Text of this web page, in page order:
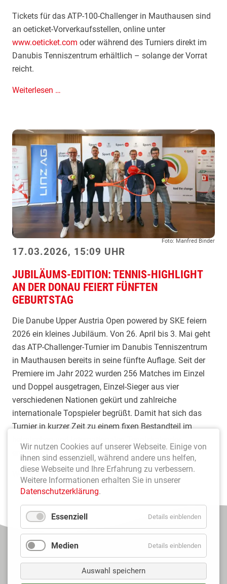
l
e
n
t
e
u
n
d
i
n
e
r
n
t
a
s
s
e
Tickets für das ATP-100-Challenger in Mauthausen sind
an oeticket-Vorverkaufsstellen, online unter
www.oeticket.com oder während des Turniers direkt im
Danubis Tenniszentrum erhältlich – solange der Vorrat
reicht.
Weiterlesen …
Foto: Manfred Binder
17.03.2026, 15:09 UHR
JUBILÄUMS-EDITION: TENNIS-HIGHLIGHT
AN DER DONAU FEIERT FÜNFTEN
GEBURTSTAG
Die Danube Upper Austria Open powered by SKE feiern
2026 ein kleines Jubiläum. Von 26. April bis 3. Mai geht
das ATP-Challenger-Turnier im Danubis Tenniszentrum
in Mauthausen bereits in seine fünfte Auflage. Seit der
Premiere im Jahr 2022 wurden 256 Matches im Einzel
und Doppel ausgetragen, Einzel-Sieger aus vier
verschiedenen Nationen gekürt und zahlreiche
internationale Topspieler begrüßt. Damit hat sich das
Turnier in kurzer Zeit zu einem fixen Bestandteil im
entwickelt.
Weiterlesen …J
i
l
m
s
Wir nutzen Cookies auf unserer Webseite. Einige von
ihnen sind essenziell, während andere uns helfen,
diese Webseite und Ihre Erfahrung zu verbessern.
Weitere Informationen erhalten Sie in unserer
Datenschutzerklärung.
Essenziell Details einblenden
Medien Details einblenden
Auswahl speichern